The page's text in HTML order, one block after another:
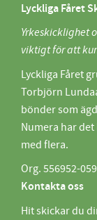
Lyckliga Fåret
Yrkeskicklighet
viktigt för att
Lyckliga Fåret
Torbjörn
bönder som
Numera har
med flera.
Org. 556952-
Kontakta oss
Hit skickar du